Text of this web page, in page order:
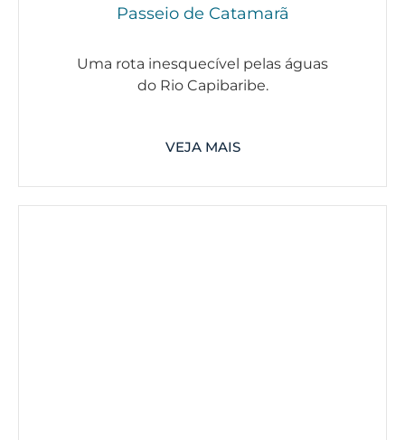
Passeio de Catamarã
Uma rota inesquecível pelas águas
do Rio Capibaribe.
VEJA MAIS